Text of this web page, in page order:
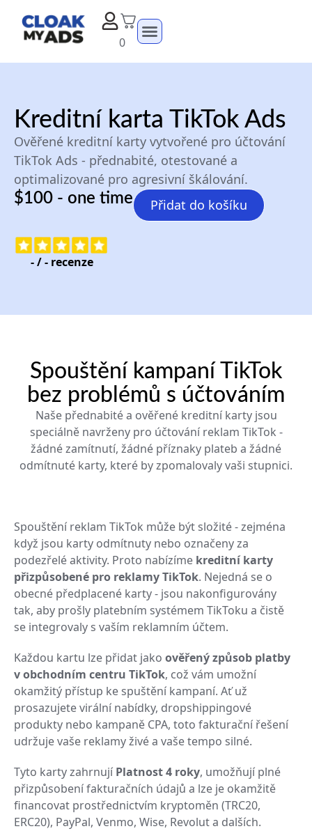
0
Kreditní karta TikTok Ads
Ověřené kreditní karty vytvořené pro účtování
TikTok Ads - přednabité, otestované a
optimalizované pro agresivní škálování.
$100 - one time
Přidat do košíku
-/-recenze
Spouštění kampaní TikTok
bez problémů s účtováním
Naše přednabité a ověřené kreditní karty jsou
speciálně navrženy pro účtování reklam TikTok -
žádné zamítnutí, žádné příznaky plateb a žádné
odmítnuté karty, které by zpomalovaly vaši stupnici.
Spouštění reklam TikTok může být složité - zejména
když jsou karty odmítnuty nebo označeny za
podezřelé aktivity. Proto nabízíme kreditní karty
přizpůsobené pro reklamy TikTok. Nejedná se o
obecné předplacené karty - jsou nakonfigurovány
tak, aby prošly platebním systémem TikToku a čistě
se integrovaly s vaším reklamním účtem.
Každou kartu lze přidat jako ověřený způsob platby
v obchodním centru TikTok, což vám umožní
okamžitý přístup ke spuštění kampaní. Ať už
prosazujete virální nabídky, dropshippingové
produkty nebo kampaně CPA, toto fakturační řešení
udržuje vaše reklamy živé a vaše tempo silné.
Tyto karty zahrnují Platnost 4 roky, umožňují plné
přizpůsobení fakturačních údajů a lze je okamžitě
financovat prostřednictvím kryptoměn (TRC20,
ERC20), PayPal, Venmo, Wise, Revolut a dalších.